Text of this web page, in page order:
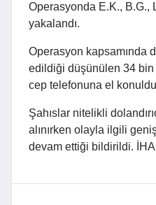
Operasyonda E.K., B.G.,
yakalandı.
Operasyon kapsamında
edildiği düşünülen 34
cep telefonuna el
Şahıslar nitelikli
alınırken olayla ilgili
devam ettiği bildirildi. İHA